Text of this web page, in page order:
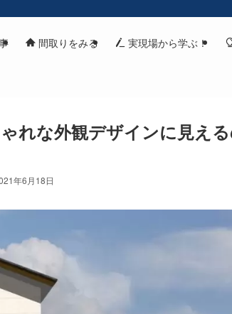
間取りをみる 実現場から学ぶ！
れな外観デザインに見え
年6月18日